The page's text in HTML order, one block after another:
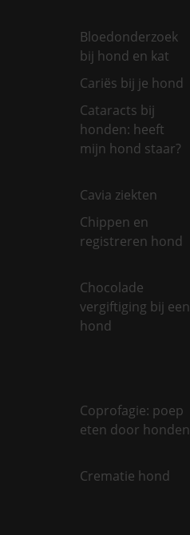
Bloedonderzoek
bij hond en kat
Cariës bij je hond
Cataracts bij
honden: heeft
mijn hond staar?
Cavia ziekten
Chippen en
registreren hond
Chocolade
vergiftiging bij een
hond
Coprofagie: poep
eten door honden
Crematie hond